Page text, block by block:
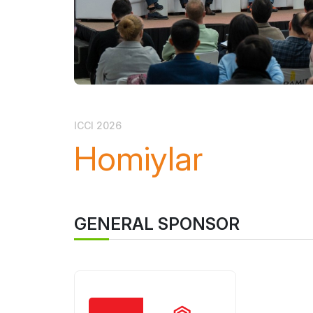
ICCI 2026
Homiylar
GENERAL SPONSOR